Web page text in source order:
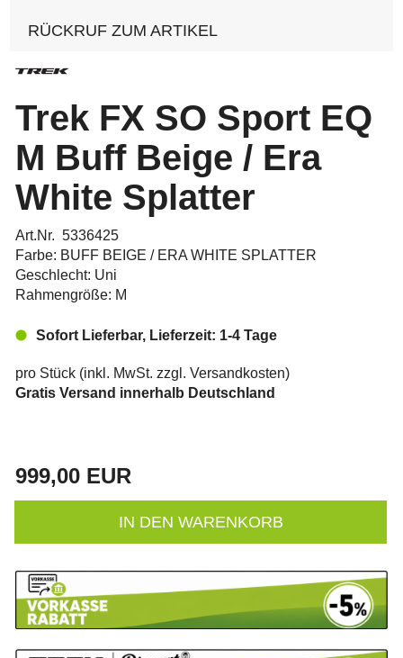
RÜCKRUF ZUM ARTIKEL
Trek FX SO Sport EQ
M Buff Beige / Era
White Splatter
Art.Nr. 5336425
Farbe: BUFF BEIGE / ERA WHITE SPLATTER
Geschlecht: Uni
Rahmengröße: M
Sofort Lieferbar, Lieferzeit: 1-4 Tage
pro Stück (inkl. MwSt. zzgl. Versandkosten)
Gratis Versand innerhalb Deutschland
999,00 EUR
IN DEN WARENKORB